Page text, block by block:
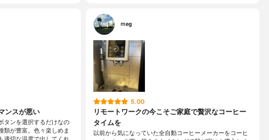
ンスが悪い
タンを選択するだけなの
類が豊富。色々楽しめま
ｍeg
5.00
リモートワークの今こそご家庭で贅沢なコーヒー
タイムを
以前から気になっていた全自動コーヒーメーカーをコーヒ